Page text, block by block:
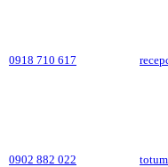
0918 710 617
0902 882 022